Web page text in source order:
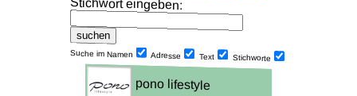
Stich­wort ein­geben:
Suche im Namen Adresse Text Stich­worte